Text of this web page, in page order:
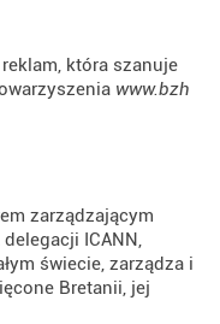
która szanuje
www.bzh
zarządzającym
ICANN,
świecie, zarządza i
Bretanii, jej